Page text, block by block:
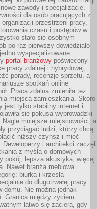
zawody i specjalizacje.
dla osób pracujących z
przestrzeni pracy,
czasu i postępów w
stało się osobnym
po raz pierwszy dowiedziało
wyspecjalizowane
portal branżowy poświęcony
pracy zdalnej i hybrydowej,
porady, recenzje sprzętu, a
spotkań online
Praca zdalna zmieniła też
miejsca zamieszkania. Skoro
jest tylko stabilny internet i
się pokusa wyprowadzki
Nagle mniejsze miejscowości, a
przyciągać ludzi, którzy chcą
niższy czynsz i mieć
Deweloperzy i architekci zaczęli
z myślą o domowych
pokój, lepsza akustyka, więcej
Nawet branża meblowa
biurka i krzesła
do długotrwałej pracy
domu. Nie można jednak
Granica między życiem
łatwo się zaciera, gdy